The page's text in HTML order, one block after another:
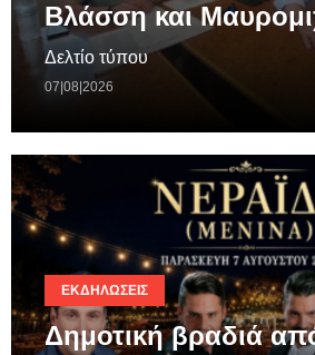
Βλάσση και
Δελτίο τύπου
07|08|2026
ΕΚΔΗΛΏΣΕΙΣ
Δημοτική βραδιά